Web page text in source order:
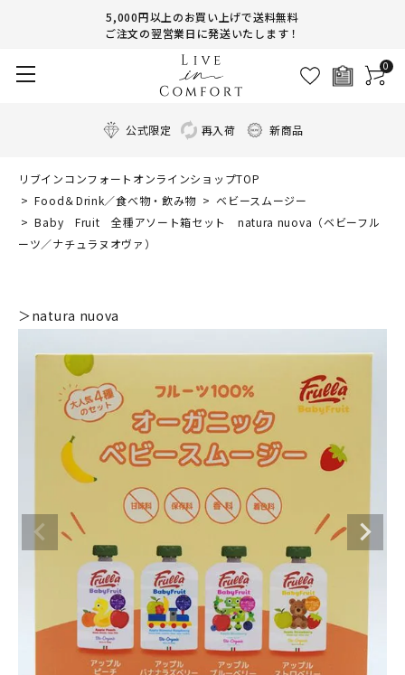
5,000円以上のお買い上げで送料無料
ご注文の翌営業日に発送いたします！
0
公式限定 再入荷 新商品
リブインコンフォートオンラインショップTOP
Food＆Drink／食べ物・飲み物
ベビースムージー
Baby Fruit 全種アソート箱セット natura nuova（ベビーフル
ーツ／ナチュラヌオヴァ）
＞natura nuova